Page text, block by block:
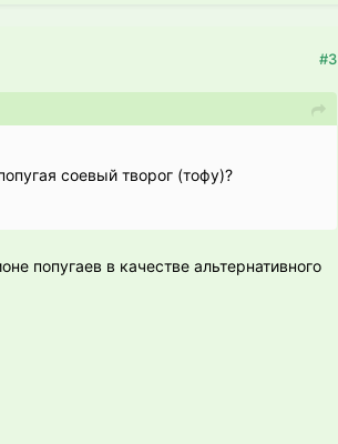
#3
соевый творог (тофу)?
попугаев в качестве альтернативного